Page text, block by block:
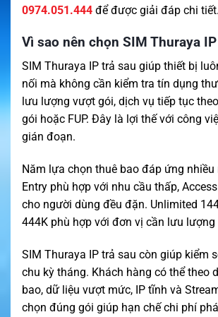
0974.051.444 để được giải đáp chi tiết.
Vì sao nên chọn SIM Thuraya
SIM Thuraya IP trả sau giúp thiết bị
nối mà không cần kiểm tra tín dụng
lưu lượng vượt gói, dịch vụ tiếp tục
gói hoặc FUP. Đây là lợi thế với công
gián đoạn.
Năm lựa chọn thuê bao đáp ứng
Entry phù hợp với nhu cầu thấp,
cho người dùng đều đặn. Unlimited
444K phù hợp với đơn vị cần lưu lượng
SIM Thuraya IP trả sau còn giúp kiểm
chu kỳ tháng. Khách hàng có thể theo
bao, dữ liệu vượt mức, IP tĩnh và
chọn đúng gói giúp hạn chế chi phí